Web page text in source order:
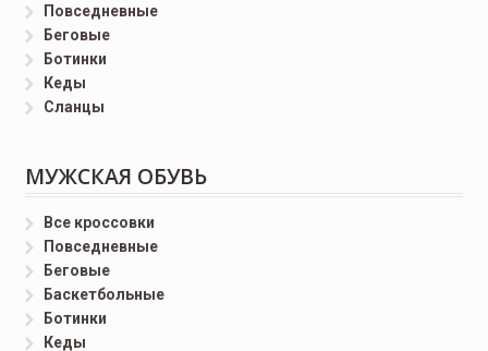
Повседневные
Беговые
Ботинки
Кеды
Сланцы
МУЖСКАЯ ОБУВЬ
Все кроссовки
Повседневные
Беговые
Баскетбольные
Ботинки
Кеды